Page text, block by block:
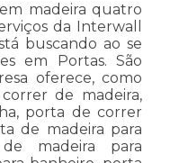
madeira quatro
da Interwall
buscando ao se
em Portas. São
oferece, como
de madeira,
porta de correr
de madeira para
madeira para